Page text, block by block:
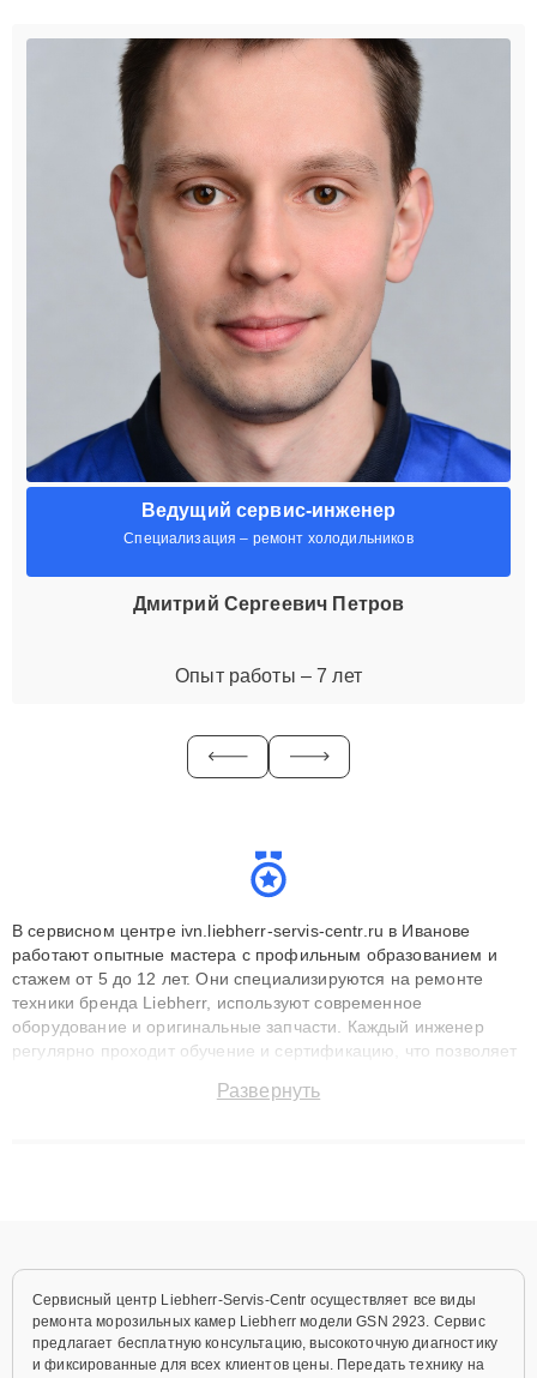
Ведущий сервис-инженер
Специализация – ремонт холодильников
Дмитрий Сергеевич Петров
Опыт работы – 7 лет
В сервисном центре ivn.liebherr-servis-centr.ru в Иванове
работают опытные мастера с профильным образованием и
стажем от 5 до 12 лет. Они специализируются на ремонте
техники бренда Liebherr, используют современное
оборудование и оригинальные запчасти. Каждый инженер
регулярно проходит обучение и сертификацию, что позволяет
технику с сохранением гарантии до 3 лет. Наши мастера
Развернуть
Сервисный центр Liebherr-Servis-Centr осуществляет все виды
ремонта морозильных камер Liebherr модели GSN 2923. Сервис
предлагает бесплатную консультацию, высокоточную диагностику
и фиксированные для всех клиентов цены. Передать технику на